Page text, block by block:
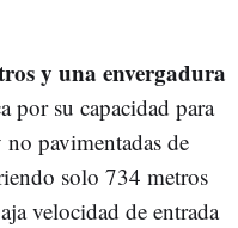
y una envergadura
por su capacidad para
pavimentadas de
solo 734 metros
velocidad de entrada